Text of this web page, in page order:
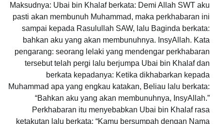
Maksudnya: Ubai bin Khalaf berkata: Demi Allah SWT aku
pasti akan membunuh Muhammad, maka perkhabaran ini
sampai kepada Rasulullah SAW, lalu Baginda berkata:
bahkan aku yang akan membunuhnya. InsyAllah. Kata
pengarang: seorang lelaki yang mendengar perkhabaran
tersebut telah pergi lalu berjumpa Ubai bin Khalaf dan
berkata kepadanya: Ketika dikhabarkan kepada
Muhammad apa yang engkau katakan, Beliau lalu berkata:
“Bahkan aku yang akan membunuhnya, InsyAllah.”
Perkhabaran itu menyebabkan Ubai bin Khalaf rasa
ketakutan lalu berkata: “Kamu bersumpah dengan Nama